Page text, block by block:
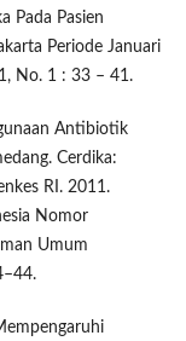
Pada Pasien
Periode Januari
No. 1 : 33 – 41.
Antibiotik
Cerdika:
RI. 2011.
Nomor
Umum